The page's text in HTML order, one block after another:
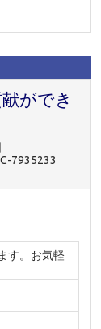
ができ
7935233
す。お気軽